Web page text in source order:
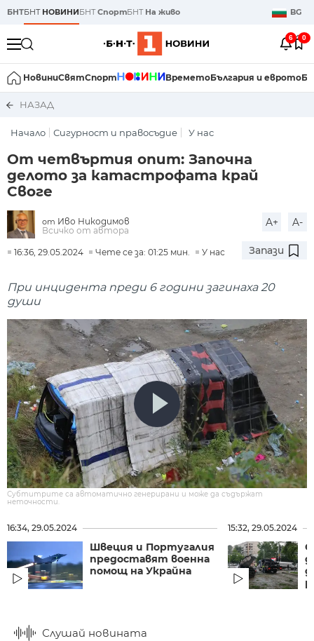
БНТБНТ НОВИНИБНТСпортБНТ На живо BG
6 0
НовиниСвятСпорт ВреметоБългария и еврото
НАЗАД
Начало Сигурност и правосъдие У нас
От четвъртия опит: Започна
делото за катастрофата край
Своге
от Иво Никодимов
Всичко от автора
A+ A-
16:36, 29.05.2024 Чете се за: 01:25 мин. У нас Запази
При инцидента преди 6 години загинаха 20
души
Субтитрите са автоматично генерирани и може да съдържат
неточности.
16:34, 29.05.2024
Швеция и Португалия
предоставят военна
помощ на Украйна
15:32, 29.05.2024
Слушай новината